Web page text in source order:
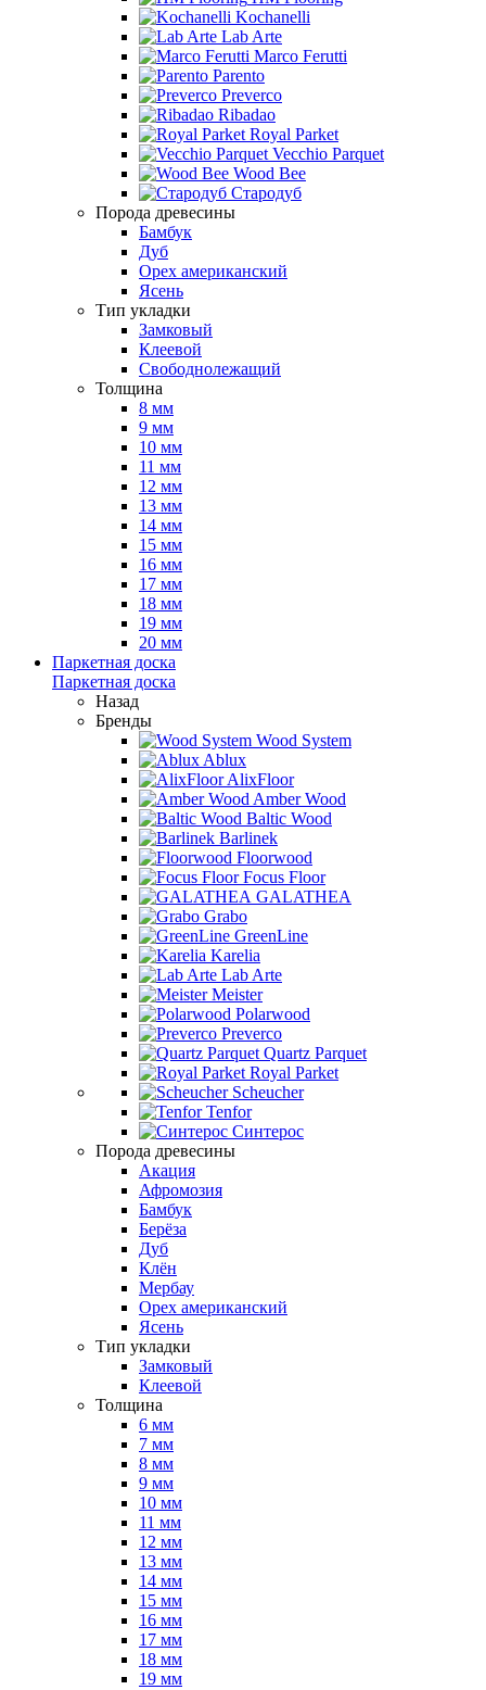
Kochanelli
Lab Arte
Marco Ferutti
Parento
Preverco
Ribadao
Royal Parket
Vecchio Parquet
Wood Bee
Стародуб
Порода древесины
Бамбук
Дуб
Орех американский
Ясень
Тип укладки
Замковый
Клеевой
Свободнолежащий
Толщина
8 мм
9 мм
10 мм
11 мм
12 мм
13 мм
14 мм
15 мм
16 мм
17 мм
18 мм
19 мм
20 мм
Паркетная доска
Паркетная доска
Назад
Бренды
Wood System
Ablux
AlixFloor
Amber Wood
Baltic Wood
Barlinek
Floorwood
Focus Floor
GALATHEA
Grabo
GreenLine
Karelia
Lab Arte
Meister
Polarwood
Preverco
Quartz Parquet
Royal Parket
Scheucher
Tenfor
Синтерос
Порода древесины
Акация
Афромозия
Бамбук
Берёза
Дуб
Клён
Мербау
Орех американский
Ясень
Тип укладки
Замковый
Клеевой
Толщина
6 мм
7 мм
8 мм
9 мм
10 мм
11 мм
12 мм
13 мм
14 мм
15 мм
16 мм
17 мм
18 мм
19 мм